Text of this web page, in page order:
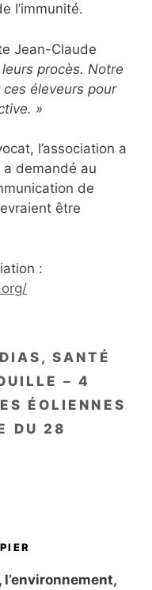
l’immunité.
Jean-Claude
procès. Notre
éleveurs pour
»
l’association a
demandé au
de
être
:
,SANTÉ
– 4
ÉOLIENNES
DU 28